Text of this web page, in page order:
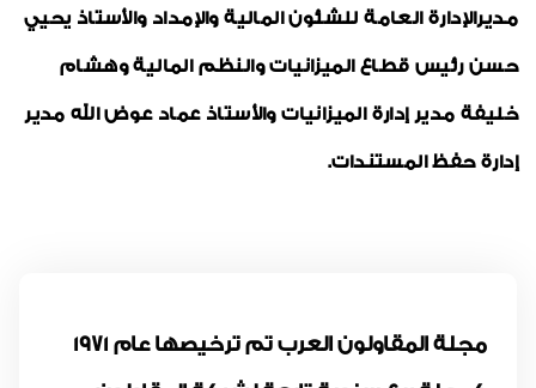
مديرالإدارة العامة للشئون المالية والإمداد والأستاذ يحيي
حسن رئيس قطاع الميزانيات والنظم المالية وهشام
خليفة مدير إدارة الميزانيات والأستاذ عماد عوض الله مدير
إدارة حفظ المستندات.
مجلة المقاولون العرب تم ترخيصها عام 1971